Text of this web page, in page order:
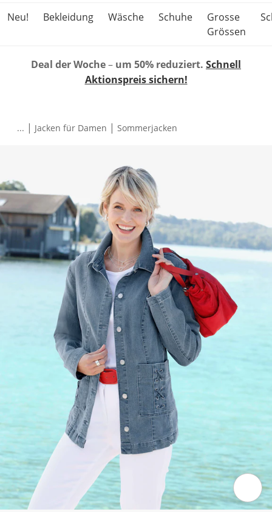
Neu!
Bekleidung Wäsche Schuhe
Grosse
Grössen
Deal der Woche– um 50% reduziert. Schnell
Aktionspreis sichern!
... | Jacken für Damen | Sommerjacken